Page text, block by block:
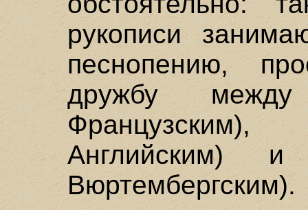
рукописи
песнопению,
дружбу
Английским)
Вюртембергским).